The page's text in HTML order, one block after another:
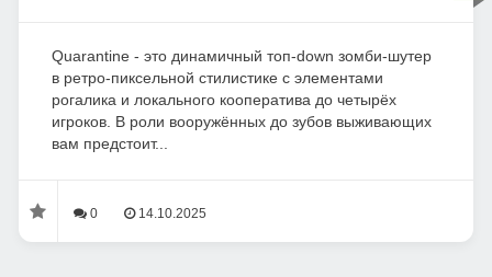
Quarantine - это динамичный топ-down зомби-шутер
в ретро-пиксельной стилистике с элементами
рогалика и локального кооператива до четырёх
игроков. В роли вооружённых до зубов выживающих
вам предстоит...
0 14.10.2025